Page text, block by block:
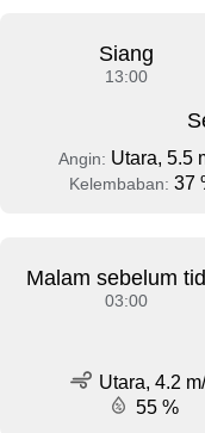
Siang
13:00
Angin: Utara, 5.5
Kelembaban: 37
Malam sebelum
03:00
Utara, 4.2
55 %